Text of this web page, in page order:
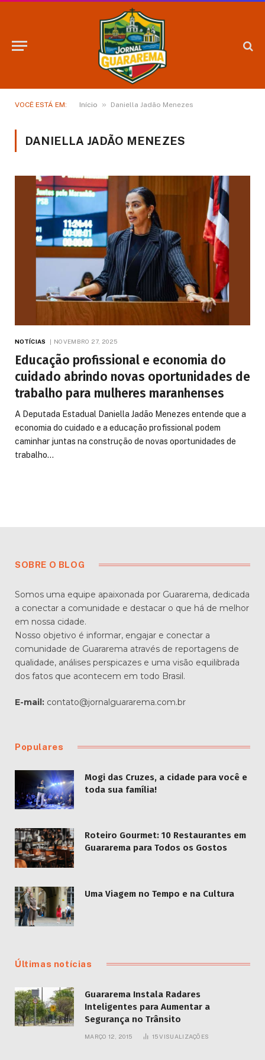
VOCÊ ESTÁ EM: Início » Daniella Jadão Menezes
DANIELLA JADÃO MENEZES
NOTÍCIAS NOVEMBRO 27, 2025
Educação profissional e economia do
cuidado abrindo novas oportunidades de
trabalho para mulheres maranhenses
A Deputada Estadual Daniella Jadão Menezes entende que a
economia do cuidado e a educação profissional podem
caminhar juntas na construção de novas oportunidades de
trabalho…
SOBRE O BLOG
Somos uma equipe apaixonada por Guararema, dedicada
a conectar a comunidade e destacar o que há de melhor
em nossa cidade.
Nosso objetivo é informar, engajar e conectar a
comunidade de Guararema através de reportagens de
qualidade, análises perspicazes e uma visão equilibrada
dos fatos que acontecem em todo Brasil.
E-mail: contato@jornalguararema.com.br
Populares
Mogi das Cruzes, a cidade para você e
toda sua família!
Roteiro Gourmet: 10 Restaurantes em
Guararema para Todos os Gostos
Uma Viagem no Tempo e na Cultura
Últimas notícias
Guararema Instala Radares
Inteligentes para Aumentar a
Segurança no Trânsito
MARÇO 12, 2015 15VISUALIZAÇÕES